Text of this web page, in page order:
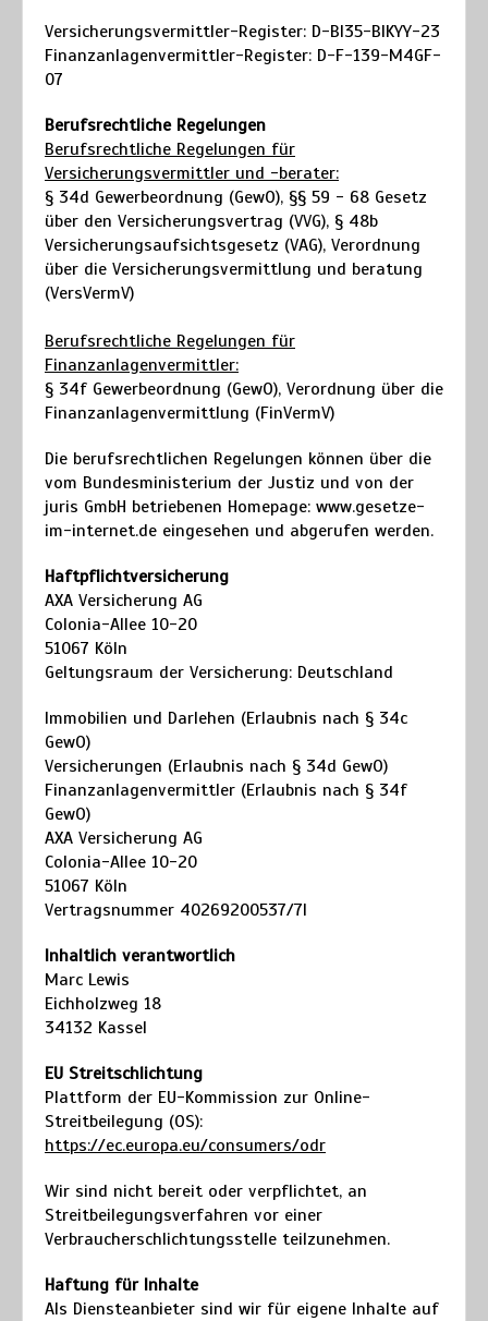
Versicherungsvermittler-Register: D-BI35-BIKYY-23
Finanzanlagenvermittler-Register: D-F-139-M4GF-
07
Berufsrechtliche Regelungen
Berufsrechtliche Regelungen für
Versicherungsvermittler und -berater:
§ 34d Gewerbeordnung (GewO), §§ 59 - 68 Gesetz
über den Versicherungsvertrag (VVG), § 48b
Versicherungsaufsichtsgesetz (VAG), Verordnung
über die Versicherungsvermittlung und beratung
(VersVermV)
Berufsrechtliche Regelungen für
Finanzanlagenvermittler:
§ 34f Gewerbeordnung (GewO), Verordnung über die
Finanzanlagenvermittlung (FinVermV)
Die berufsrechtlichen Regelungen können über die
vom Bundesministerium der Justiz und von der
juris GmbH betriebenen Homepage: www.gesetze-
im-internet.de eingesehen und abgerufen werden.
Haftpflichtversicherung
AXA Versicherung AG
Colonia-Allee 10-20
51067 Köln
Geltungsraum der Versicherung: Deutschland
Immobilien und Darlehen (Erlaubnis nach § 34c
GewO)
Versicherungen (Erlaubnis nach § 34d GewO)
Finanzanlagenvermittler (Erlaubnis nach § 34f
GewO)
AXA Versicherung AG
Colonia-Allee 10-20
51067 Köln
Vertragsnummer 40269200537/7I
Inhaltlich verantwortlich
Marc Lewis
Eichholzweg 18
34132 Kassel
EU Streitschlichtung
Plattform der EU-Kommission zur Online-
Streitbeilegung (OS):
https://ec.europa.eu/consumers/odr
Wir sind nicht bereit oder verpflichtet, an
Streitbeilegungsverfahren vor einer
Verbraucherschlichtungsstelle teilzunehmen.
Haftung für Inhalte
Als Diensteanbieter sind wir für eigene Inhalte auf